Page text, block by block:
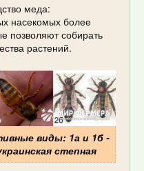
меда:
насекомых более
позволяют собирать
растений.
виды: 1а и 1б -
степная